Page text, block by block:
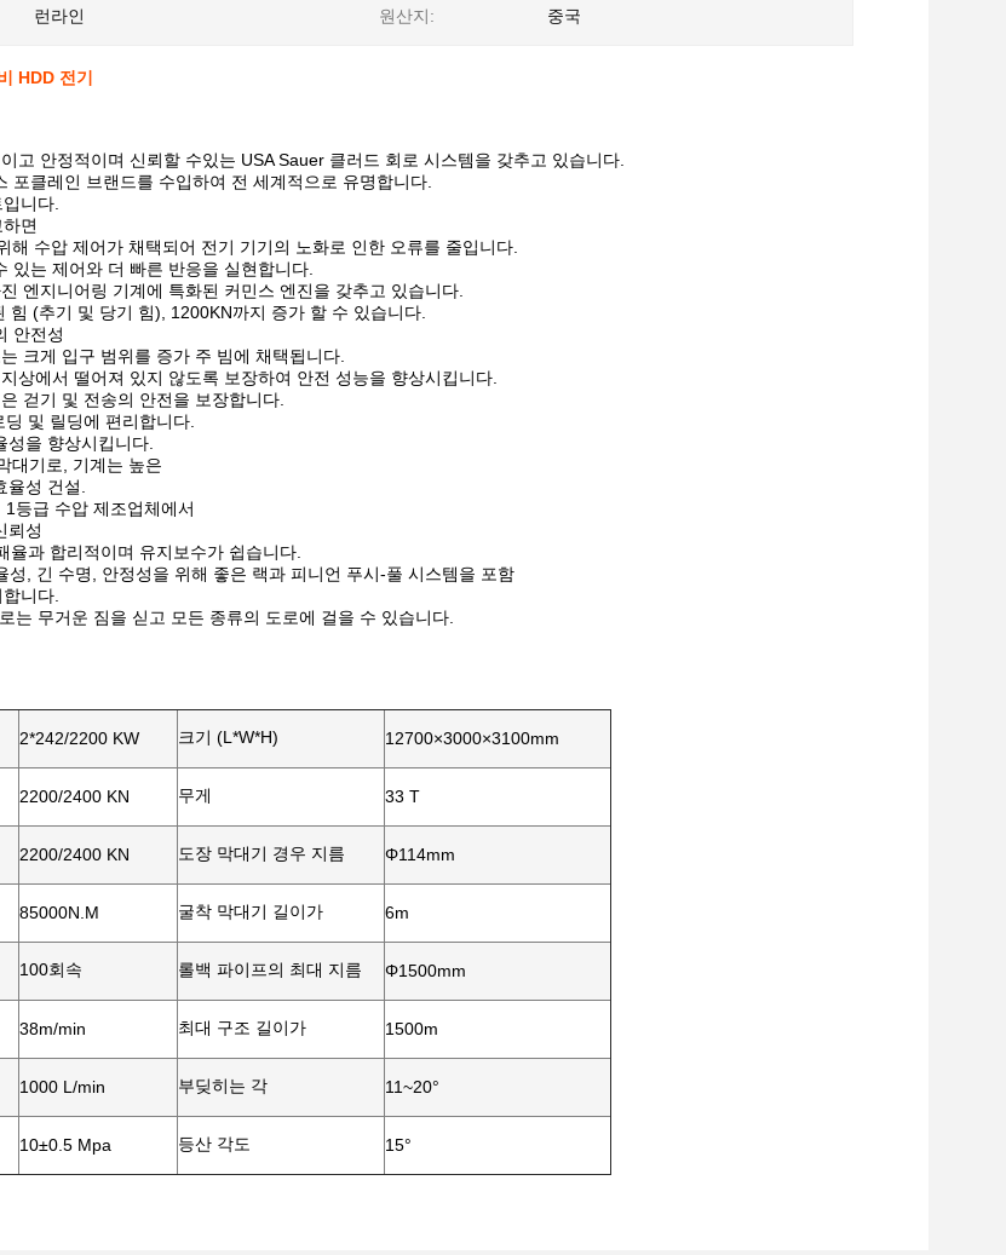
런라인 원산지: 중국
HDD 전기
고 안정적이며 신뢰할 수있는 USA Sauer 클러드 회로 시스템을 갖추고 있습니다.
포클레인 브랜드를 수입하여 전 세계적으로 유명합니다.
니다.
면
해 수압 제어가 채택되어 전기 기기의 노화로 인한 오류를 줄입니다.
있는 제어와 더 빠른 반응을 실현합니다.
엔지니어링 기계에 특화된 커민스 엔진을 갖추고 있습니다.
힘 (추기 및 당기 힘), 1200KN까지 증가 할 수 있습니다.
안전성
크게 입구 범위를 증가 주 빔에 채택됩니다.
상에서 떨어져 있지 않도록 보장하여 안전 성능을 향상시킵니다.
걷기 및 전송의 안전을 보장합니다.
및 릴딩에 편리합니다.
성을 향상시킵니다.
대기로, 기계는 높은
성 건설.
등급 수압 제조업체에서
뢰성
율과 합리적이며 유지보수가 쉽습니다.
성, 긴 수명, 안정성을 위해 좋은 랙과 피니언 푸시-풀 시스템을 포함
니다.
는 무거운 짐을 싣고 모든 종류의 도로에 걸을 수 있습니다.
2*242/2200 KW 크기 (L*W*H) 12700×3000×3100mm
2200/2400 KN 무게 33 T
2200/2400 KN 도장 막대기 경우 지름 Φ114mm
85000N.M 굴착 막대기 길이가 6m
100회속 롤백 파이프의 최대 지름 Φ1500mm
38m/min 최대 구조 길이가 1500m
1000 L/min 부딪히는 각 11~20°
10±0.5 Mpa 등산 각도 15°